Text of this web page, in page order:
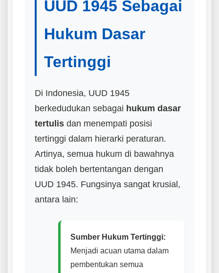
UUD 1945 Sebagai
Hukum Dasar
Tertinggi
Di Indonesia, UUD 1945
berkedudukan sebagai hukum dasar
tertulis dan menempati posisi
tertinggi dalam hierarki peraturan.
Artinya, semua hukum di bawahnya
tidak boleh bertentangan dengan
UUD 1945. Fungsinya sangat krusial,
antara lain:
Sumber Hukum Tertinggi:
Menjadi acuan utama dalam
pembentukan semua